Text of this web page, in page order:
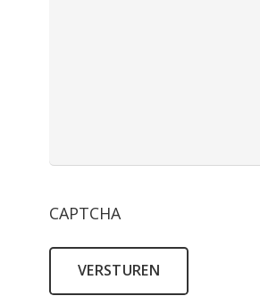
CAPTCHA
VERSTUREN